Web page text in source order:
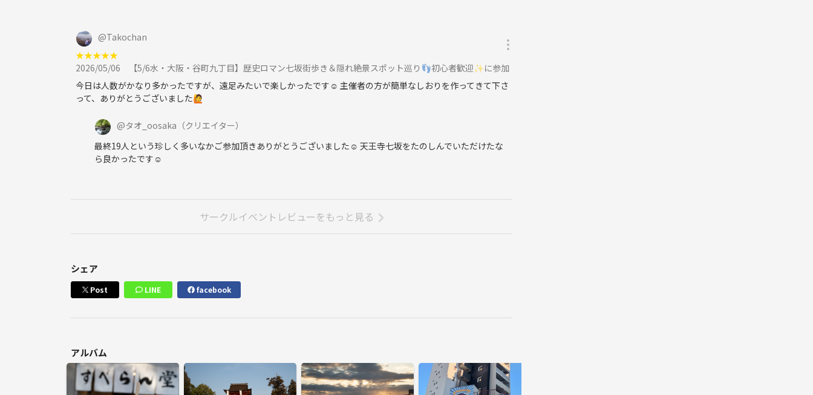
@Takochan
★★★★★
2026/05/06
【5/6水・大阪・谷町九丁目】歴史ロマン七坂街歩き＆隠れ絶景スポット巡り👣初心者歓迎✨に参加
今日は人数がかなり多かったですが、遠足みたいで楽しかったです☺️ 主催者の方が簡単なしおりを作ってきて下さ
って、ありがとうございました🙋
@タオ_oosaka （クリエイター）
最終19人という珍しく多いなかご参加頂きありがとうございました☺️ 天王寺七坂をたのしんでいただけたな
ら良かったです☺️
サークルイベントレビューをもっと見る
シェア
Post LINE facebook
アルバム